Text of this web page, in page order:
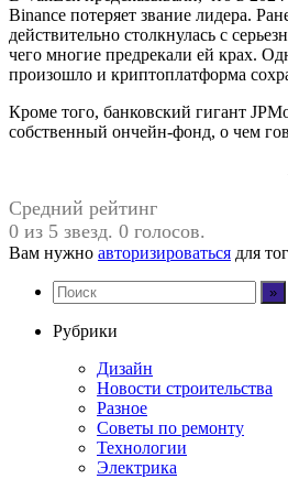
Binance потеряет звание лидера.
действительно столкнулась с
чего многие предрекали ей крах.
произошло и криптоплатформа
Кроме того, банковский гигант
собственный ончейн-фонд, о чем
Средний рейтинг
0 из 5 звезд. 0 голосов.
Вам нужно авторизироваться для
Рубрики
Дизайн
Новости строительства
Разное
Советы по ремонту
Технологии
Электрика